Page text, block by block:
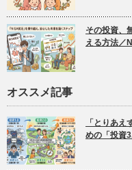
その投資、
える方法／
オススメ記事
「とりあ
めの「投資